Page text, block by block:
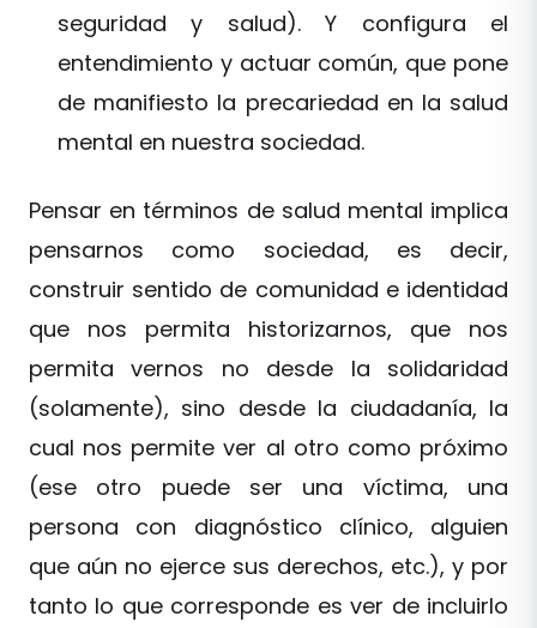
seguridad y salud). Y configura el
entendimiento y actuar común, que pone
de manifiesto la precariedad en la salud
mental en nuestra sociedad.
Pensar en términos de salud mental implica
pensarnos como sociedad, es decir,
construir sentido de comunidad e identidad
que nos permita historizarnos, que nos
permita vernos no desde la solidaridad
(solamente), sino desde la ciudadanía, la
cual nos permite ver al otro como próximo
(ese otro puede ser una víctima, una
persona con diagnóstico clínico, alguien
que aún no ejerce sus derechos, etc.), y por
tanto lo que corresponde es ver de incluirlo